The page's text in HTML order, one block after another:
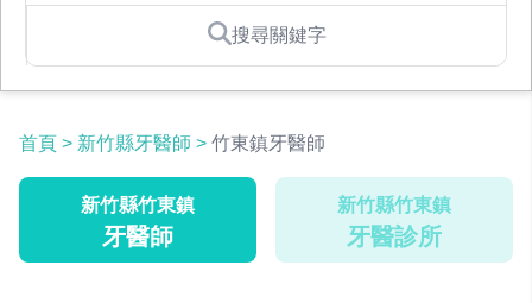
搜尋關鍵字
首頁 > 新竹縣牙醫師 > 竹東鎮牙醫師
新竹縣竹東鎮
牙醫師
新竹縣竹東鎮
牙醫診所